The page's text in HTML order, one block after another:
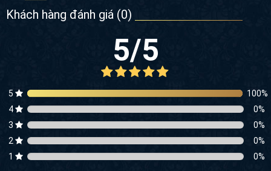
Khách hàng đánh giá (0)
5/5
5 100%
4
0%
3
0%
2
0%
1
0%